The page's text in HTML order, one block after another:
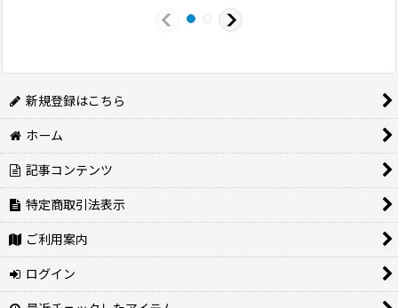
新規登録はこちら
ホーム
記事コンテンツ
特定商取引法表示
ご利用案内
ログイン